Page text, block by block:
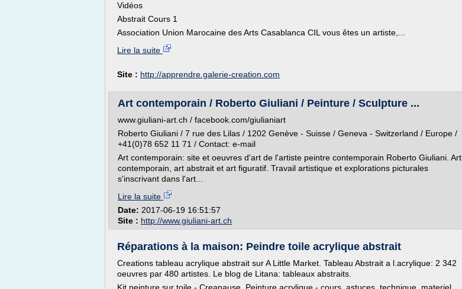
Vidéos
Abstrait Cours 1
Association Union Marocaine des Arts Casablanca CIL vous êtes un artiste,...
Lire la suite
Site : http://apprendre.galerie-creation.com
Art contemporain / Roberto Giuliani / Peinture / Sculpture ...
www.giuliani-art.ch / facebook.com/giulianiart
Roberto Giuliani / 7 rue des Lilas / 1202 Genève - Suisse / Geneva - Switzerland / Europe /
+41(0)78 652 11 71 / Contact: e-mail
Art contemporain: site et oeuvres d'art de l'artiste peintre contemporain Roberto Giuliani. Art
contemporain, art abstrait et art figuratif. Travail artistique et explorations picturales
s'inscrivant dans l'art...
Lire la suite
Date: 2017-06-19 16:51:57
Site : http://www.giuliani-art.ch
Réparations à la maison: Peindre toile acrylique abstrait
Creations tableau acrylique abstrait sur A Little Market. Tableau Abstrait a l.acrylique: 2 342
oeuvres par 480 artistes. Le blog de Litana: tableaux abstraits.